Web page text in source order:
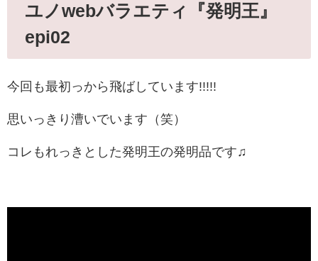
ユノwebバラエティ『発明王』
epi02
今回も最初っから飛ばしています!!!!!
思いっきり漕いでいます（笑）
コレもれっきとした発明王の発明品です♫